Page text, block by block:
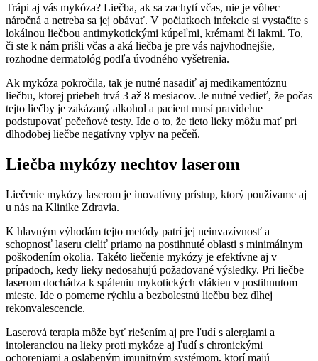
Trápi aj vás mykóza? Liečba, ak sa zachytí včas, nie je vôbec
náročná a netreba sa jej obávať. V počiatkoch infekcie si vystačíte s
lokálnou liečbou antimykotickými kúpeľmi, krémami či lakmi. To,
či ste k nám prišli včas a aká liečba je pre vás najvhodnejšie,
rozhodne dermatológ podľa úvodného vyšetrenia.
Ak mykóza pokročila, tak je nutné nasadiť aj medikamentóznu
liečbu, ktorej priebeh trvá 3 až 8 mesiacov. Je nutné vedieť, že počas
tejto liečby je zakázaný alkohol a pacient musí pravidelne
podstupovať pečeňové testy. Ide o to, že tieto lieky môžu mať pri
dlhodobej liečbe negatívny vplyv na pečeň.
Liečba mykózy nechtov laserom
Liečenie mykózy laserom je inovatívny prístup, ktorý používame aj
u nás na Klinike Zdravia.
K hlavným výhodám tejto metódy patrí jej neinvazívnosť a
schopnosť laseru cieliť priamo na postihnuté oblasti s minimálnym
poškodením okolia. Takéto liečenie mykózy je efektívne aj v
prípadoch, kedy lieky nedosahujú požadované výsledky. Pri liečbe
laserom dochádza k spáleniu mykotických vlákien v postihnutom
mieste. Ide o pomerne rýchlu a bezbolestnú liečbu bez dlhej
rekonvalescencie.
Laserová terapia môže byť riešením aj pre ľudí s alergiami a
intoleranciou na lieky proti mykóze aj ľudí s chronickými
ochoreniami a oslabeným imunitným systémom, ktorí majú